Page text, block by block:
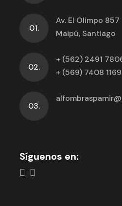
01.
Av. El Olimpo 857
Maipú, Santiago
02.
+ (562) 2491
+ (569) 7408 1169
03.
Síguenos en: